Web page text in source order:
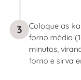
3
Coloque as
forno médio
minutos,
forno e sirva